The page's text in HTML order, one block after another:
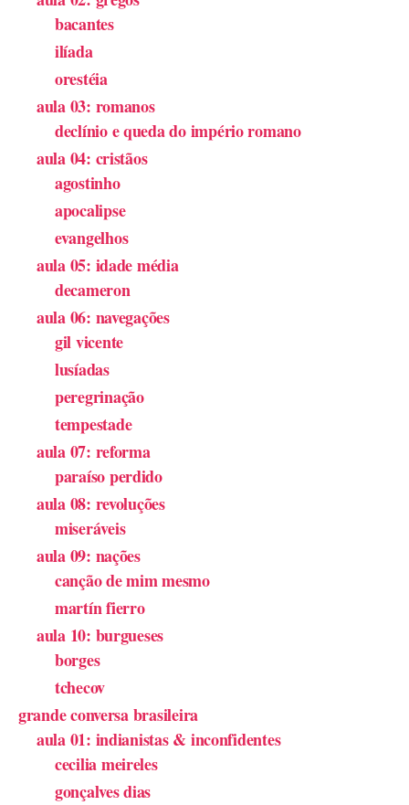
bacantes
ilíada
orestéia
aula 03: romanos
declínio e queda do império romano
aula 04: cristãos
agostinho
apocalipse
evangelhos
aula 05: idade média
decameron
aula 06: navegações
gil vicente
lusíadas
peregrinação
tempestade
aula 07: reforma
paraíso perdido
aula 08: revoluções
miseráveis
aula 09: nações
canção de mim mesmo
martín fierro
aula 10: burgueses
borges
tchecov
grande conversa brasileira
aula 01: indianistas & inconfidentes
cecilia meireles
gonçalves dias